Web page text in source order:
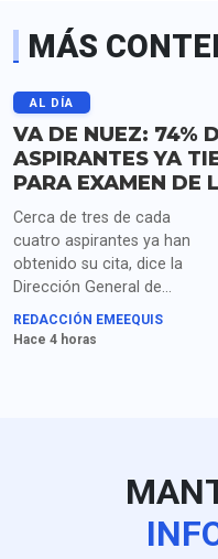
MÁS
AL DÍA
VA DE NUEZ: 74%
ASPIRANTES YA
PARA EXAMEN DE
Cerca de tres de cada
cuatro aspirantes ya han
obtenido su cita, dice la
Dirección General de
Administración Escolar de
la UNAM, mientras siguen
REDACCIÓN EMEEQUIS
Hace 4 horas